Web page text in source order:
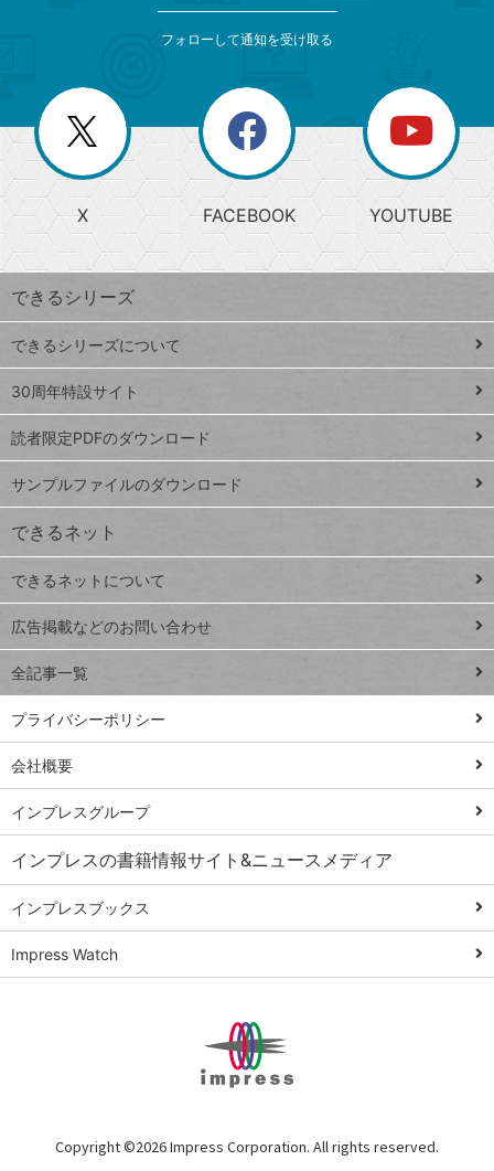
じ
る
search
検
索
上
昇
ワ
ー
ド
Google
スプレ
ッドシ
ート
iPhone
VLOOKUP
close
閉じ
る
閉
じ
る
ー
か
ら
探
す
ト
ッ
プ
ペ
ジ
連載
Excel Q&A
トイアンナ流仕
事術
PowerAutomate
ではじめる業務
の完全自動化
AI議事録作成術
Windows 11
Q&A
Teams踏み込み
活用術
Excel講師の仕事
術
俺のメルカリ
フォローして通知を受け取る
X FACEBOOK YOUTUBE
できるシリーズ
できるシリーズについて
30周年特設サイト
読者限定PDFのダウンロード
サンプルファイルのダウンロード
できるネット
できるネットについて
広告掲載などのお問い合わせ
全記事一覧
プライバシーポリシー
会社概要
インプレスグループ
インプレスの書籍情報サイト&ニュースメディア
インプレスブックス
Impress Watch
Copyright ©2026 Impress Corporation. All rights reserved.